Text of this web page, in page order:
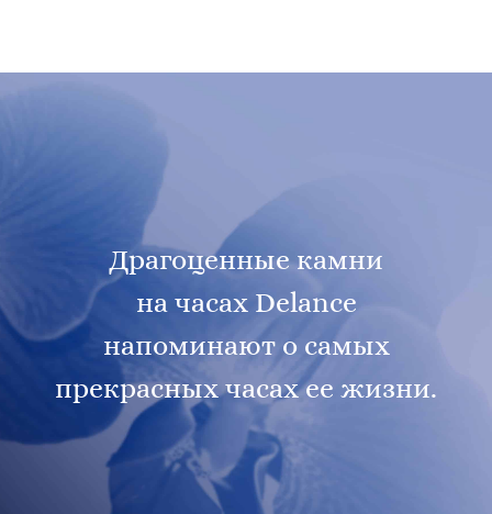
Драгоценные камни
на часах Delance
напоминают о самых
прекрасных часах ее жизни.